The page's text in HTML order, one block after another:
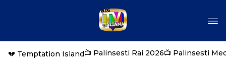
💔 Temptation Island📺 Palinsesti Rai 2026📺 Palinsesti